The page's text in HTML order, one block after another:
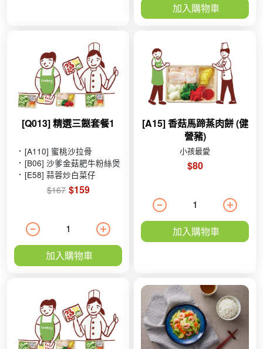
加入購物車
[Q013] 精選三餸套餐1
[A110] 蜜桃沙拉骨
[B06] 沙爹金菇肥牛粉絲煲
[E58] 蒜蓉炒白菜仔
$167 $159
加入購物車
[A15] 香菇馬蹄蒸肉餅 (健
營豬)
小孩最愛
$80
加入購物車